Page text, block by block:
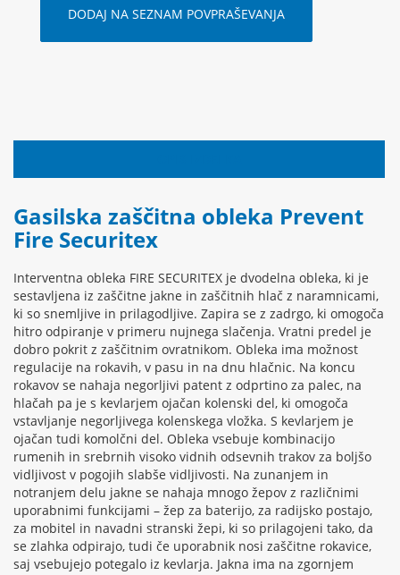
DODAJ NA SEZNAM POVPRAŠEVANJA
Gasilska zaščitna obleka Prevent
Fire Securitex
Interventna obleka FIRE SECURITEX je dvodelna obleka, ki je
sestavljena iz zaščitne jakne in zaščitnih hlač z naramnicami,
ki so snemljive in prilagodljive. Zapira se z zadrgo, ki omogoča
hitro odpiranje v primeru nujnega slačenja. Vratni predel je
dobro pokrit z zaščitnim ovratnikom. Obleka ima možnost
regulacije na rokavih, v pasu in na dnu hlačnic. Na koncu
rokavov se nahaja negorljivi patent z odprtino za palec, na
hlačah pa je s kevlarjem ojačan kolenski del, ki omogoča
vstavljanje negorljivega kolenskega vložka. S kevlarjem je
ojačan tudi komolčni del. Obleka vsebuje kombinacijo
rumenih in srebrnih visoko vidnih odsevnih trakov za boljšo
vidljivost v pogojih slabše vidljivosti. Na zunanjem in
notranjem delu jakne se nahaja mnogo žepov z različnimi
uporabnimi funkcijami – žep za baterijo, za radijsko postajo,
za mobitel in navadni stranski žepi, ki so prilagojeni tako, da
se zlahka odpirajo, tudi če uporabnik nosi zaščitne rokavice,
saj vsebujejo potegalo iz kevlarja. Jakna ima na zgornjem